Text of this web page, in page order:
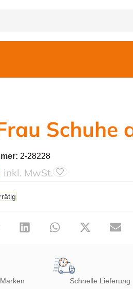
Schuhe
2-28228
inkl. MwSt.
Schnelle Lieferung